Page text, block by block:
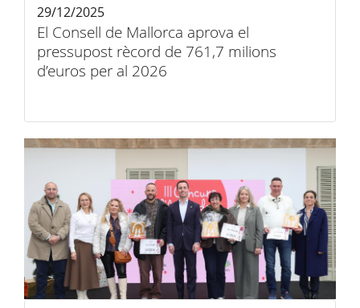
El Consell de Mallorca aprova el
pressupost rècord de 761,7 milions
d’euros per al 2026
29/12/2025